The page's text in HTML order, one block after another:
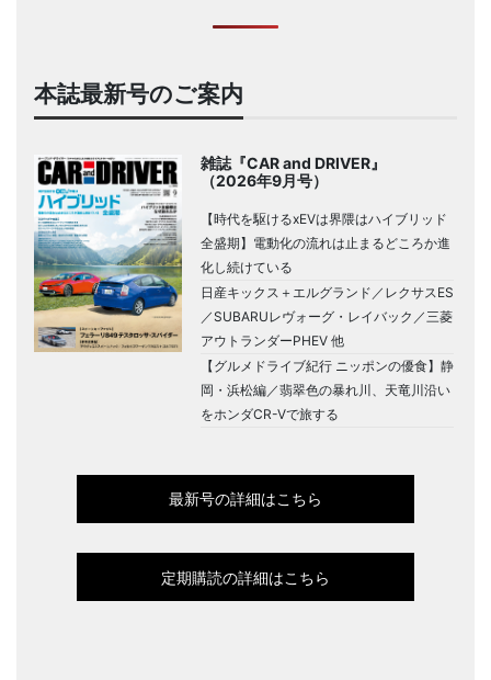
本誌最新号のご案内
雑誌『CAR and DRIVER』
（2026年9月号）
【時代を駆けるxEVは界隈はハイブリッド
全盛期】電動化の流れは止まるどころか進
化し続けている
日産キックス＋エルグランド／レクサスES
／SUBARUレヴォーグ・レイバック／三菱
アウトランダーPHEV 他
【グルメドライブ紀行 ニッポンの優食】静
岡・浜松編／翡翠色の暴れ川、天竜川沿い
をホンダCR-Vで旅する
最新号の詳細はこちら
定期購読の詳細はこちら